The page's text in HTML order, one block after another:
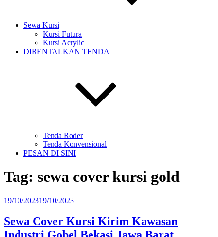
Sewa Kursi
Kursi Futura
Kursi Acrylic
DIRENTALKAN TENDA
Tenda Roder
Tenda Konvensional
PESAN DI SINI
Tag: sewa cover kursi gold
Diposkan
19/10/202319/10/2023
Sewa Cover Kursi Kirim Kawasan
Industri Gobel Bekasi Jawa Barat